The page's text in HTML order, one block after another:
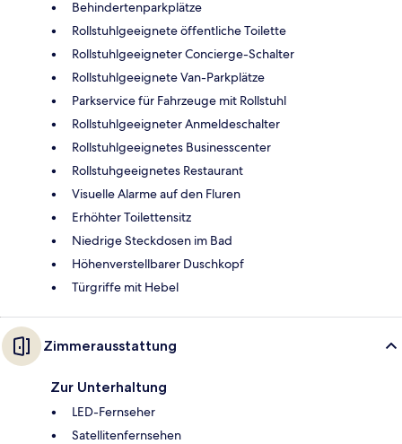
Behindertenparkplätze
Rollstuhlgeeignete öffentliche Toilette
Rollstuhlgeeigneter Concierge-Schalter
Rollstuhlgeeignete Van-Parkplätze
Parkservice für Fahrzeuge mit Rollstuhl
Rollstuhlgeeigneter Anmeldeschalter
Rollstuhlgeeignetes Businesscenter
Rollstuhgeeignetes Restaurant
Visuelle Alarme auf den Fluren
Erhöhter Toilettensitz
Niedrige Steckdosen im Bad
Höhenverstellbarer Duschkopf
Türgriffe mit Hebel
Zimmerausstattung
Zur Unterhaltung
LED-Fernseher
Satellitenfernsehen